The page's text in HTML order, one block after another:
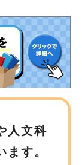
人文科
す。